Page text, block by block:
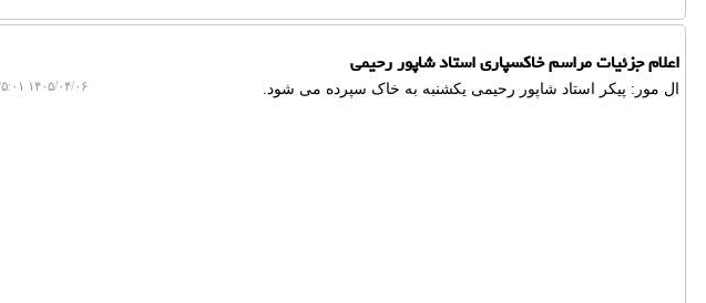
اعلام جزئیات مراسم خاکسپاری استاد شاپور رحیمی
ال مور: پیکر استاد شاپور رحیمی یکشنبه به خاک سپرده می شود. ۱۴۰۵/۰۴/۰۶ ۱۲:۲۵:۰۱